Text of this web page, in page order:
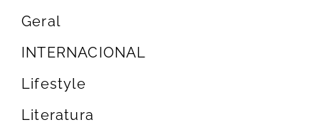
Geral
INTERNACIONAL
Lifestyle
Literatura